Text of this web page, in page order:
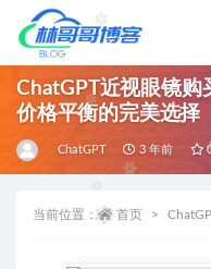
ChatGPT近视眼镜购
价格平衡的完美选择
ChatGPT 3 年前
当前位置： 首页